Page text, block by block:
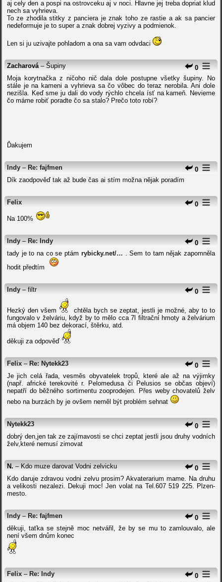
aj cely den a pospi na ostrovceku aj v noci. Hlavne jej treba dopriat klud
nech sa vyhrieva.
To ze zhodila stitky z panciera je znak toho ze rastie a ak sa pancier
nedeformuje je to super a znak dobrej vyzivy a podmienok.
Len si ju uzivajte pohladom a ona sa vam odvdaci
0
Zacharová– Šupiny
Moja korytnačka z ničoho nič dala dole postupne všetky šupiny. No
stále je na kameni a vyhrieva sa čo vôbec do teraz nerobila. Ani dole
nezišla. Keď sme ju dali do vody rýchlo chcela ísť na kameň. Nevieme
čo máme robiť poradte čo sa stalo? Prečo toto robí?
Ďakujem
0
Indy – Re: fajfmen
Dík zaodpověď tak až bude čas ai stím možna nějak poradím
0
Felix
Na 100%
0
Indy – Re: Indy
tady je to na co se ptám rybicky.net/… . Sem to tam nějak zapomněla
hodit předtím
0
Indy – filtr
Hezký den všem
chtěla bych se zeptat, jestli je možné, aby to to
fungovalo v želváriu, když by to mělo cca 7l filtrační hmoty a želvárium
má objem 140 bez dekorací, štěrku, atd.
děkuji za odpověď
0
Felix – Re: Nytekk23
Je jich celá řada, vesměs obyvatelek tropů, které ale až na výjimky
(např. africké terekovité r. Pelomedusa či Pelusios se občas objeví)
nepatří do běžného sortimentu zooprodejen. Přes weby chovatelů želv
nebo na burzách by je ovšem neměl být problém sehnat
0
Nytekk23
dobrý den,jen tak ze zajímavosti se chci zeptat jestli jsou druhy vodních
želv,které nemusí zimovat
0
N. – Kdo muze darovat Vodni zelvicku
Kdo daruje zdravou vodni zelvu prosim? Akvaterarium mame. Na druhu
a velikosti nezalezi. Dekuji moc! Jen volat na Tel.607 519 225. Plzen-
mesto.
0
Indy – Re: fajfmen
děkuji, taťka se stejně moc netvářil, že by se mu to zamlouvalo, ale
není všem dnům konec
0
Felix – Re: Indy